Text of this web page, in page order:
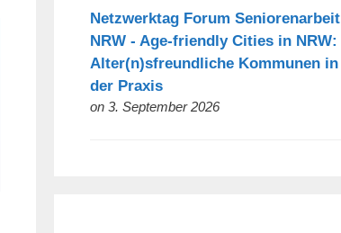
Netzwerktag Forum Seniorenarbeit
NRW - Age-friendly Cities in NRW:
Alter(n)sfreundliche Kommunen in
der Praxis
on 3. September 2026